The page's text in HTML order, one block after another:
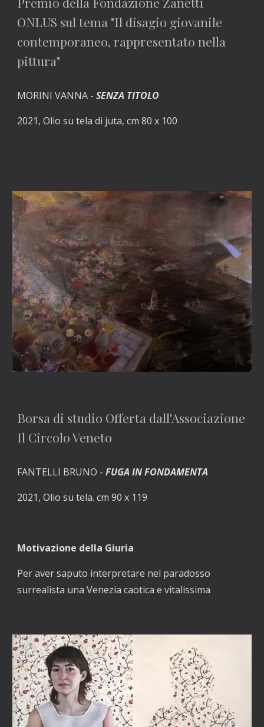
ONLUS sul tema "Il disagio giovanile
contemporaneo, rappresentato nella
pittura"
MORINI VANNA - SENZA TITOLO
2021, Olio su tela di juta, cm 80 x 100
Il Circolo Veneto
FANTELLI BRUNO - FUGA IN FONDAMENTA
2021, Olio su tela. cm 90 x 119
Motivazione della Giuria
Per aver saputo interpretare nel paradosso
surrealista una Venezia caotica e vitalissima